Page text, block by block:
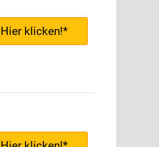
Hier klicken!*